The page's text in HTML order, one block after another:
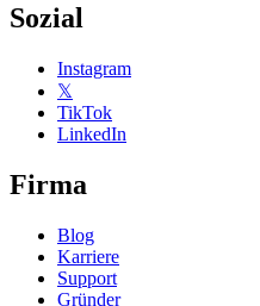
Sozial
Instagram
𝕏
TikTok
LinkedIn
Firma
Blog
Karriere
Support
Gründer